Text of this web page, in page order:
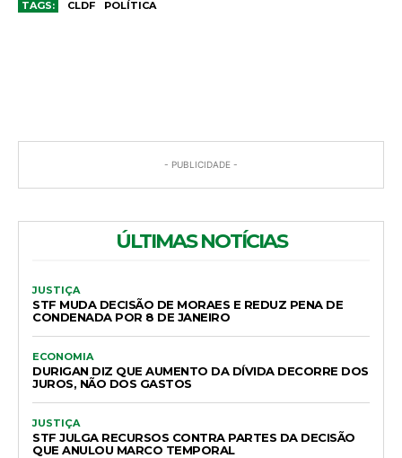
TAGS: CLDF POLÍTICA
- PUBLICIDADE -
ÚLTIMAS NOTÍCIAS
JUSTIÇA
STF MUDA DECISÃO DE MORAES E REDUZ PENA DE
CONDENADA POR 8 DE JANEIRO
ECONOMIA
DURIGAN DIZ QUE AUMENTO DA DÍVIDA DECORRE DOS
JUROS, NÃO DOS GASTOS
JUSTIÇA
STF JULGA RECURSOS CONTRA PARTES DA DECISÃO
QUE ANULOU MARCO TEMPORAL